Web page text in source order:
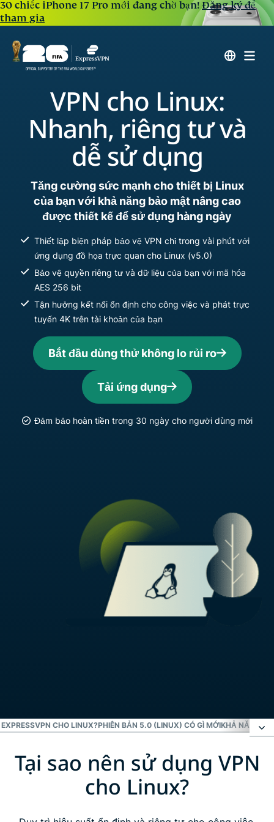
30 chiếc iPhone 17 Pro mới đang chờ bạn!Đăng ký để
tham gia
VPN cho Linux:
Nhanh, riêng tư và
dễ sử dụng
Tăng cường sức mạnh cho thiết bị Linux
của bạn với khả năng bảo mật nâng cao
được thiết kế để sử dụng hàng ngày
Thiết lập biện pháp bảo vệ VPN chỉ trong vài phút với
ứng dụng đồ họa trực quan cho Linux (v5.0)
Bảo vệ quyền riêng tư và dữ liệu của bạn với mã hóa
AES 256 bit
Tận hưởng kết nối ổn định cho công việc và phát trực
tuyến 4K trên tài khoản của bạn
Bắt đầu dùng thử không lo rủi ro
Tải ứng dụng
Đảm bảo hoàn tiền trong 30 ngày cho người dùng mới
CHO LINUX?PHIÊN BẢN 5.0 (LINUX) CÓ GÌ MỚIKHẢ NĂNG
Tại sao nên sử dụng VPN cho Linux?
Hướng dẫn cài đặt ExpressVPN trên Linux
Tại sao nên sử dụng VPN
cho Linux?